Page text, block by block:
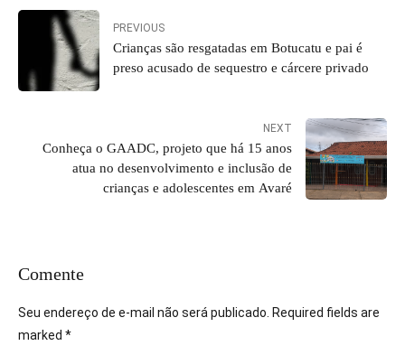
PREVIOUS
Crianças são resgatadas em Botucatu e pai é
preso acusado de sequestro e cárcere privado
NEXT
Conheça o GAADC, projeto que há 15 anos
atua no desenvolvimento e inclusão de
crianças e adolescentes em Avaré
Comente
Seu endereço de e-mail não será publicado. Required fields are
marked *